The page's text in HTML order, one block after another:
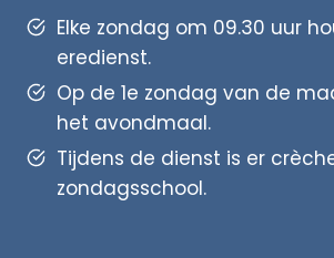
Elke zondag om 09.30 uur
eredienst.
Op de 1e zondag van de
het avondmaal.
Tijdens de dienst is er
zondagsschool.